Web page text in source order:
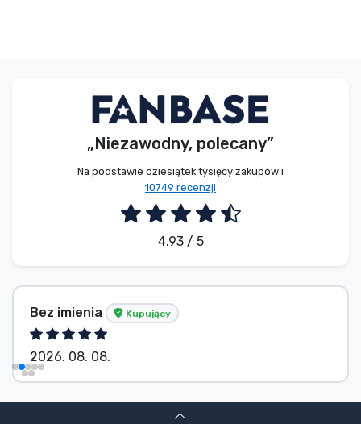
„Niezawodny, polecany”
Na podstawie dziesiątek tysięcy zakupów i
10749 recenzji
4.93 / 5
Dávid Sulyok